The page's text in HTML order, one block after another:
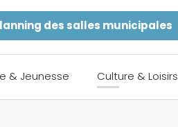
des salles municipales
& Jeunesse Culture & Loisirs